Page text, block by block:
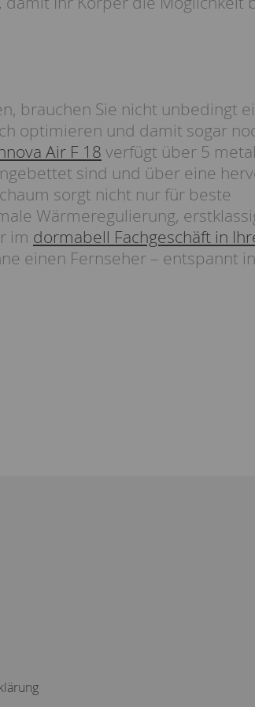
brauchen Sie nicht unbedingt
optimieren und damit sogar
Air F 18 verfügt über 5
sind und über eine
sorgt nicht nur für beste
Wärmeregulierung,
im dormabell Fachgeschäft in
einen Fernseher – entspannt